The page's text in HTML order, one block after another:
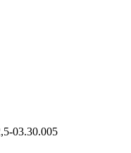
03.30.005